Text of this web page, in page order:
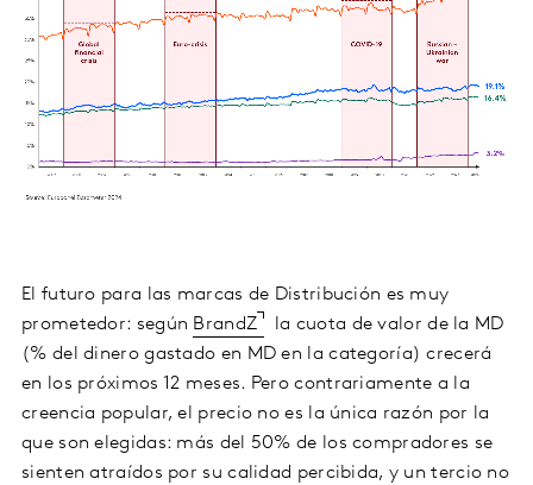
El futuro para las marcas de Distribución es muy
prometedor: según BrandZ
la cuota de valor de la MD
(% del dinero gastado en MD en la categoría) crecerá
en los próximos 12 meses. Pero contrariamente a la
creencia popular, el precio no es la única razón por la
que son elegidas: más del 50% de los compradores se
sienten atraídos por su calidad percibida, y un tercio no